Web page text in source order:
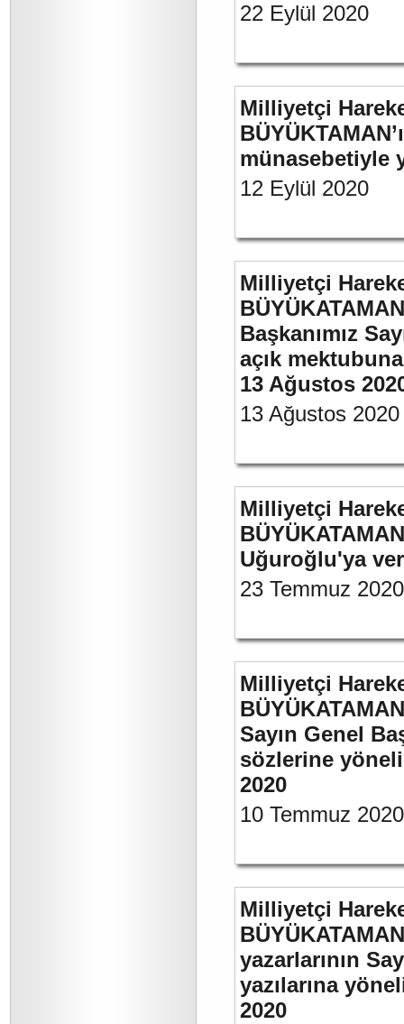
22 Eylül 2020
Milliyetçi
münasebetiyle
12 Eylül 2020
Milliyetçi
Başkanımız
açık
13 Ağustos
13 Ağustos 2020
Milliyetçi
Uğuroğlu'ya
23 Temmuz 2020
Milliyetçi
Sayın Genel
sözlerine
2020
10 Temmuz 2020
Milliyetçi
yazarlarının
yazılarına
2020